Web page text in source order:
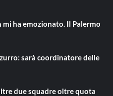
mi ha emozionato. Il Palermo
sarà coordinatore delle
due squadre oltre quota